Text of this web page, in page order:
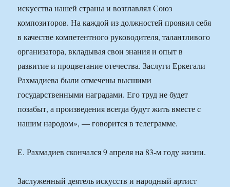
искусства нашей страны и возглавлял Союз
композиторов. На каждой из должностей проявил себя
в качестве компетентного руководителя, талантливого
организатора, вкладывая свои знания и опыт в
развитие и процветание отечества. Заслуги Еркегали
Рахмадиева были отмечены высшими
государственными наградами. Его труд не будет
позабыт, а произведения всегда будут жить вместе с
нашим народом», — говорится в телеграмме.
Е. Рахмадиев скончался 9 апреля на 83-м году жизни.
Заслуженный деятель искусств и народный артист